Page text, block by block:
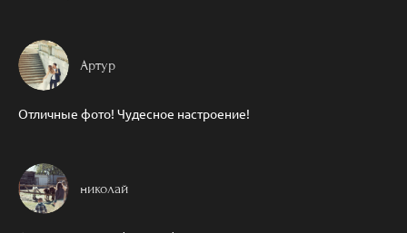
Артур
Отличные фото! Чудесное настроение!
николай